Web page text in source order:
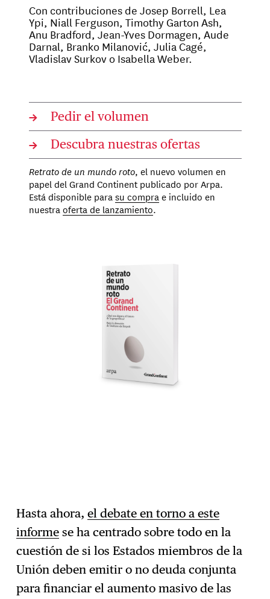
Con contribuciones de Josep Borrell, Lea
Ypi, Niall Ferguson, Timothy Garton Ash,
Anu Bradford, Jean-Yves Dormagen, Aude
Darnal, Branko Milanović, Julia Cagé,
Vladislav Surkov o Isabella Weber.
→ Pedir el volumen
→ Descubra nuestras ofertas
Retrato de un mundo roto, el nuevo volumen en
papel del Grand Continent publicado por Arpa.
Está disponible parasu comprae incluido en
nuestraoferta de lanzamiento.
Hasta ahora,el debate en torno a este
informe se ha centrado sobre todo en la
cuestión de si los Estados miembros de la
Unión deben emitir o no deuda conjunta
para financiar el aumento masivo de las